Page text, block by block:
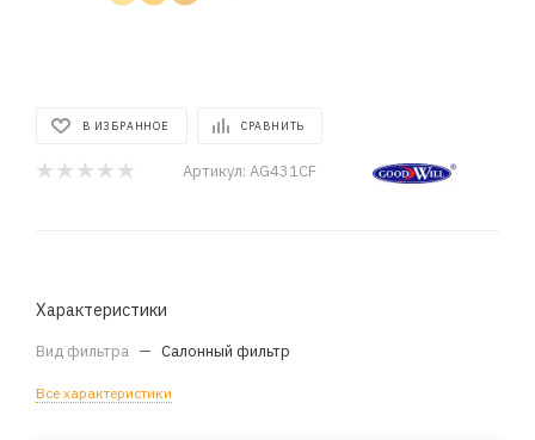
В ИЗБРАННОЕ СРАВНИТЬ
Артикул: AG431CF
Характеристики
Вид фильтра — Салонный фильтр
Все характеристики